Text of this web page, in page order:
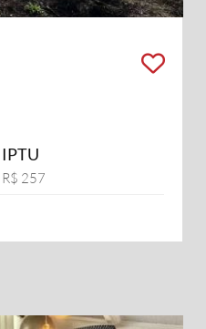
IPTU
R$ 257